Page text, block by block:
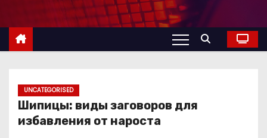
с
UNCATEGORISED
Шипицы: виды заговоров для
избавления от нароста